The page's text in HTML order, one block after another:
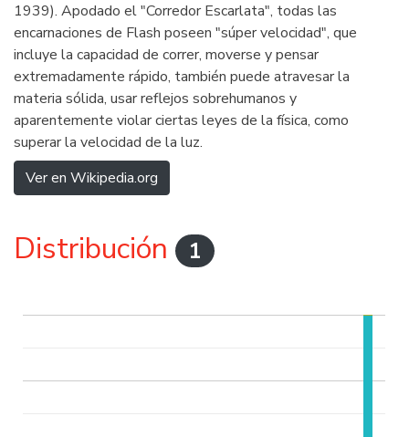
1939). Apodado el "Corredor Escarlata", todas las
encarnaciones de Flash poseen "súper velocidad", que
incluye la capacidad de correr, moverse y pensar
extremadamente rápido, también puede atravesar la
materia sólida, usar reflejos sobrehumanos y
aparentemente violar ciertas leyes de la física, como
superar la velocidad de la luz.
Ver en Wikipedia.org
Distribución 1